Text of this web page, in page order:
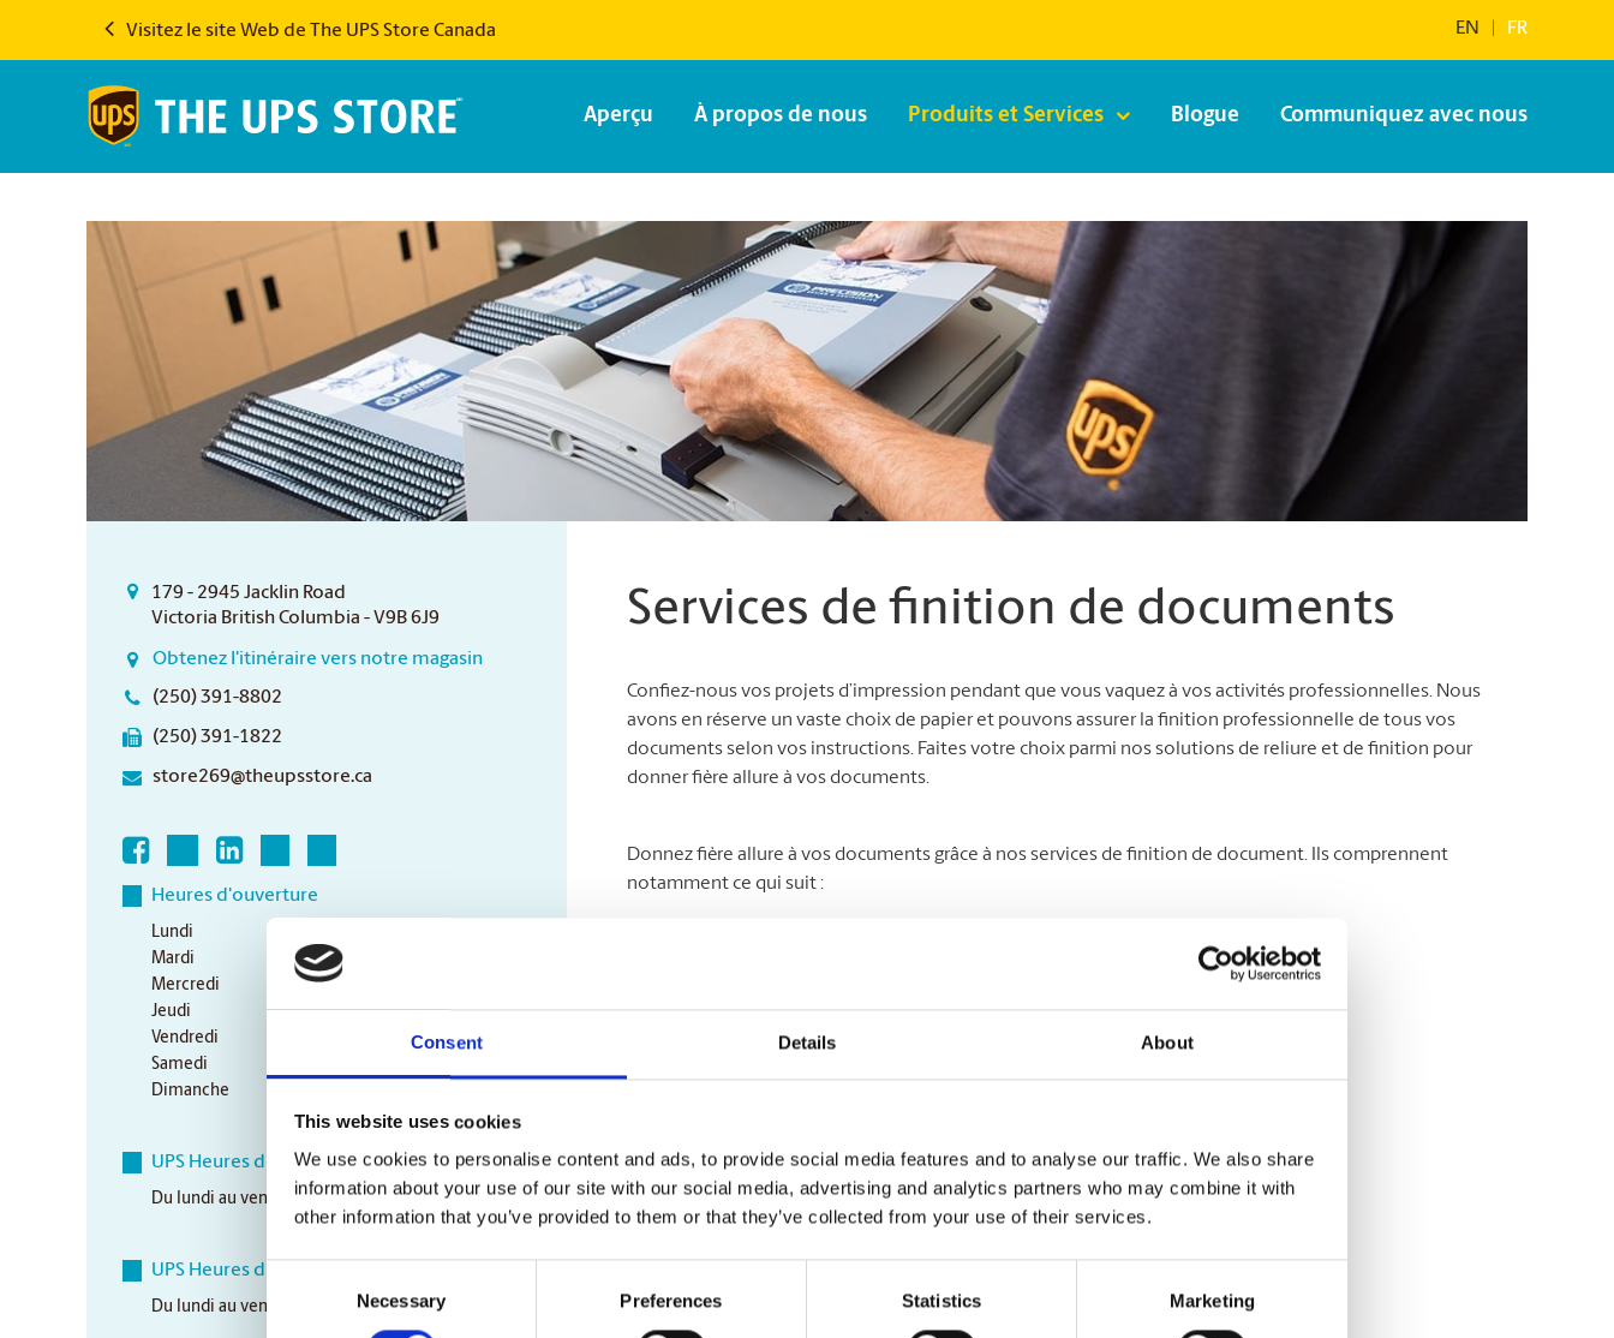
Consent Details About
This website uses cookies
We use cookies to personalise content and ads, to provide social media features and to analyse our traffic. We also share
information about your use of our site with our social media, advertising and analytics partners who may combine it with
other information that you’ve provided to them or that they’ve collected from your use of their services.
Selection
Necessary Preferences Statistics Marketing
Visitez le site Web de The UPS Store Canada EN FR
Aperçu À propos de nous Produits et Services Blogue Communiquez avec nous
179 - 2945 Jacklin Road
Victoria British Columbia - V9B 6J9
Obtenez l'itinéraire vers notre magasin
(250) 391-8802
(250) 391-1822
store269@theupsstore.ca
Heures d'ouverture
Lundi
Mardi
9:00 am - 6:30 pm
Mercredi
Jeudi
9:00 am - 6:30 pm
Vendredi
9:00 am - 6:30 pm
Samedi
Dimanche
UPS Heures de ramassage
Du lundi au vendredi 4:15 pm
UPS Heures de ramassage aérien
Du lundi au vendredi 2:15 pm
Services de finition de documents
Confiez-nous vos projets d’impression pendant que vous vaquez à vos activités professionnelles. Nous
avons en réserve un vaste choix de papier et pouvons assurer la finition professionnelle de tous vos
documents selon vos instructions. Faites votre choix parmi nos solutions de reliure et de finition pour
donner fière allure à vos documents.
Donnez fière allure à vos documents grâce à nos services de finition de document. Ils comprennent
notamment ce qui suit :
Mise en bloc
Massicotage et perforage